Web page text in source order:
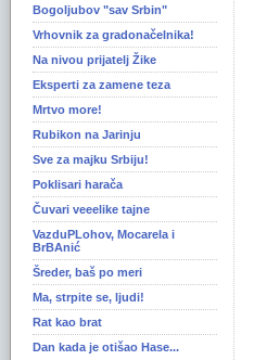
Bogoljubov "sav Srbin"
Vrhovnik za gradonačelnika!
Na nivou prijatelj Žike
Eksperti za zamene teza
Mrtvo more!
Rubikon na Jarinju
Sve za majku Srbiju!
Poklisari harača
Čuvari veeelike tajne
VazduPLohov, Mocarela i
BrBAnić
Šreder, baš po meri
Ma, strpite se, ljudi!
Rat kao brat
Dan kada je otišao Hase...